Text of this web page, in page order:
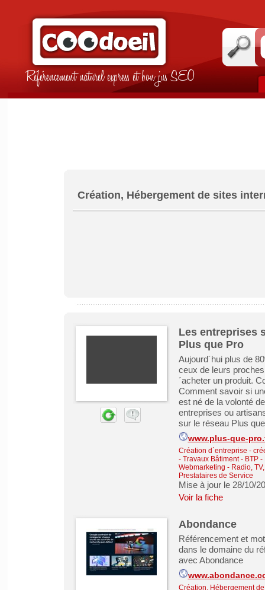
Référencement naturel express et bon jus SEO
Création, Hébergement de sites
Les entreprises
Plus que Pro
Aujourd´hui plus de
ceux de leurs
´acheter un produit.
Comment savoir si
est né de la volonté
entreprises ou
sur le réseau Plus
www.plus-que-
Création d´entreprise -
- Travaux Bâtiment - BTP
Webmarketing - Radio,
Prestataires de Service
Mise à jour le 28/10/
Voir la fiche
Abondance
Référencement et
dans le domaine du
avec Abondance
Création, Hébergement